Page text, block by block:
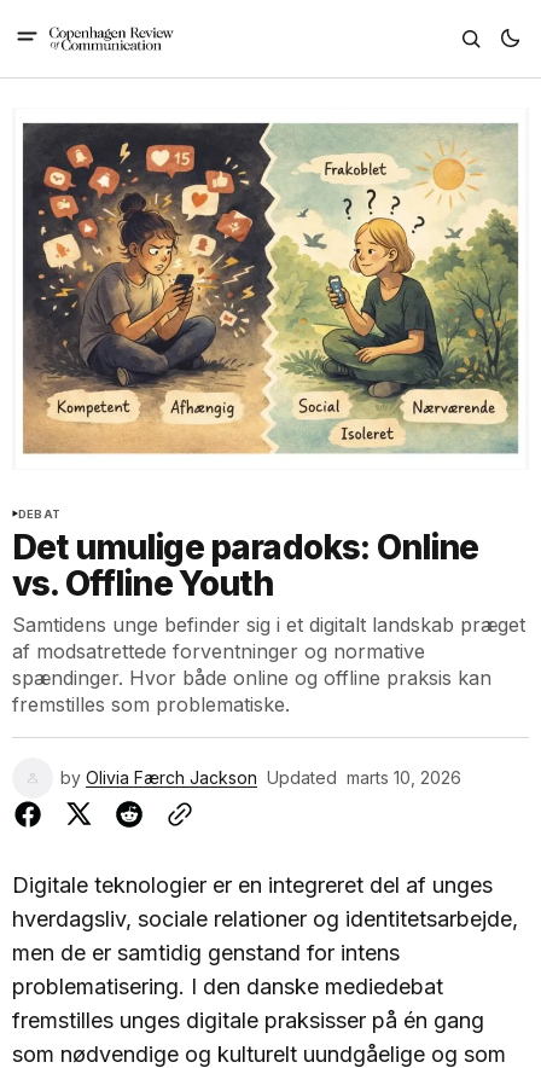
DEBAT
Det umulige paradoks: Online
vs. Offline Youth
Samtidens unge befinder sig i et digitalt landskab præget
af modsatrettede forventninger og normative
spændinger. Hvor både online og offline praksis kan
fremstilles som problematiske.
by Olivia Færch Jackson Updated marts 10, 2026
Digitale teknologier er en integreret del af unges
hverdagsliv, sociale relationer og identitetsarbejde,
men de er samtidig genstand for intens
problematisering. I den danske mediedebat
fremstilles unges digitale praksisser på én gang
som nødvendige og kulturelt uundgåelige og som